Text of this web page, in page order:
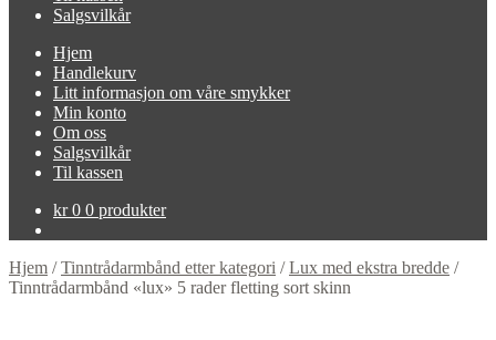
Salgsvilkår
Hjem
Handlekurv
Litt informasjon om våre smykker
Min konto
Om oss
Salgsvilkår
Til kassen
kr0 0 produkter
Hjem /Tinntrådarmbånd etter kategori /Lux med ekstra bredde /
Tinntrådarmbånd «lux» 5 rader fletting sort skinn